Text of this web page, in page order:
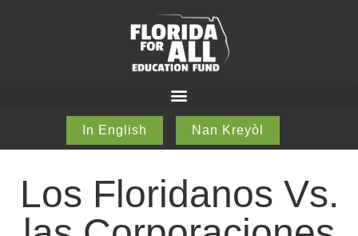
In English Nan Kreyòl
Los Floridanos Vs.